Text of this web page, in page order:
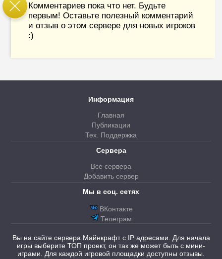
Комментариев пока что нет. Будьте
первым! Оставьте полезный комментарий
и отзыв о этом сервере для новых игроков
:)
Информация
Главная
Публикации
Тех. Поддержка
Сервера
Все сервера
Добавить сервер
Мы в соц. сетях
ВКонтакте
Телеграм
Вы на сайте сервера Майнкрафт с IP адресами. Для начала
игры выберите ТОП проект, он так же может быть с мини-
играми. Для каждой игровой площадки доступны отзывы.